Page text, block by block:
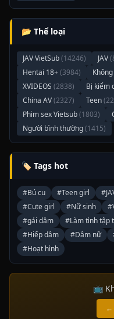
📂 Thể loại
JAV VietSub(14246) JAV
Hentai 18+(3984)
XVIDEOS (2838) Bị kiểm
China AV(2327) Teen
Phim sex Vietsub(1803)
Người bình thường(1415)
🏷️ Tags hot
#Bú cu #Teen girl
#Cute girl
#Nữ sinh
#gái dâm
#Làm tình tập
#Hiếp dâm
#Dâm nữ
#Hoạt hình
📺
←